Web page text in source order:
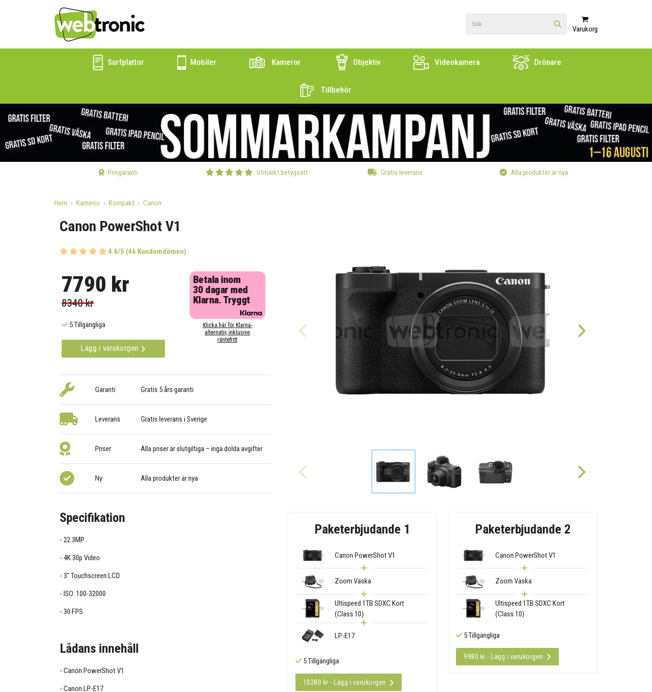
Varukorg
Surfplattor Mobiler Kameror Objektiv Videokamera Drönare
Tillbehör
Prisgaranti Utmärkt betygsatt Gratis leverans Alla produkter är nya
Hem Kameror Kompakt Canon
Canon PowerShot V1
4.6/5 (46 Kundomdömen)
7790 kr
8340 kr
5 Tillgängliga
Lägg i varukorgen
Betala inom
30 dagar med
Klarna. Tryggt
Klicka här för Klarna-
alternativ, inklusive
räntefritt
Garanti Gratis 5 års garanti
Leverans Gratis leverans i Sverige
Priser Alla priser är slutgiltiga – inga dolda avgifter
Ny Alla produkter är nya
Paketerbjudande 1
Canon PowerShot V1
Zoom Väska
Ultispeed 1TB SDXC Kort
(Class 10)
LP-E17
5 Tillgängliga
10280 kr - Lägg i varukorgen
Paketerbjudande 2
Canon PowerShot V1
Zoom Väska
Ultispeed 1TB SDXC Kort
(Class 10)
5 Tillgängliga
9980 kr - Lägg i varukorgen
Specifikation
22.3MP
4K 30p Video
3" Touchscreen LCD
ISO: 100-32000
30 FPS
Lådans innehåll
Canon PowerShot V1
Canon LP-E17